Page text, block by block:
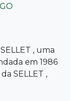
, uma
em 1986
SELLET ,